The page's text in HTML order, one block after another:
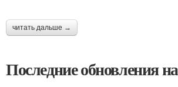
читать дальше →
Последние обновления